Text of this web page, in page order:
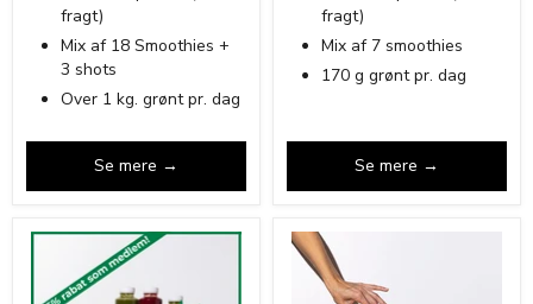
fragt)
Mix af 18 Smoothies +
3 shots
Over 1 kg. grønt pr. dag
Se mere →
fragt)
Mix af 7 smoothies
170 g grønt pr. dag
Se mere →